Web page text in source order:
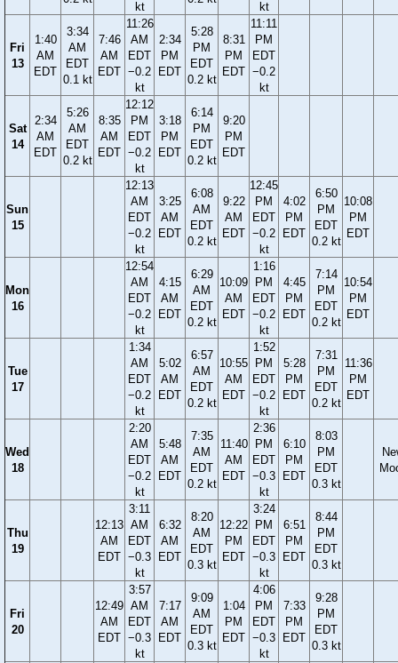
kt kt
Fri
13
1:40
AM
EDT
3:34
AM
EDT
0.1 kt
7:46
AM
EDT
11:26
AM
EDT
−0.2
kt
2:34
PM
EDT
5:28
PM
EDT
0.2 kt
8:31
PM
EDT
11:11
PM
EDT
−0.2
kt
Sat
14
2:34
AM
EDT
5:26
AM
EDT
0.2 kt
8:35
AM
EDT
12:12
PM
EDT
−0.2
kt
3:18
PM
EDT
6:14
PM
EDT
0.2 kt
9:20
PM
EDT
Sun
15
12:13
AM
EDT
−0.2
kt
3:25
AM
EDT
6:08
AM
EDT
0.2 kt
9:22
AM
EDT
12:45
PM
EDT
−0.2
kt
4:02
PM
EDT
6:50
PM
EDT
0.2 kt
10:08
PM
EDT
Mon
16
12:54
AM
EDT
−0.2
kt
4:15
AM
EDT
6:29
AM
EDT
0.2 kt
10:09
AM
EDT
1:16
PM
EDT
−0.2
kt
4:45
PM
EDT
7:14
PM
EDT
0.2 kt
10:54
PM
EDT
Tue
17
1:34
AM
EDT
−0.2
kt
5:02
AM
EDT
6:57
AM
EDT
0.2 kt
10:55
AM
EDT
1:52
PM
EDT
−0.2
kt
5:28
PM
EDT
7:31
PM
EDT
0.2 kt
11:36
PM
EDT
Wed
18
2:20
AM
EDT
−0.2
kt
5:48
AM
EDT
7:35
AM
EDT
0.2 kt
11:40
AM
EDT
2:36
PM
EDT
−0.3
kt
6:10
PM
EDT
8:03
PM
EDT
0.3 kt
Thu
19
12:13
AM
EDT
3:11
AM
EDT
−0.3
kt
6:32
AM
EDT
8:20
AM
EDT
0.3 kt
12:22
PM
EDT
3:24
PM
EDT
−0.3
kt
6:51
PM
EDT
8:44
PM
EDT
0.3 kt
Fri
20
12:49
AM
EDT
3:57
AM
EDT
−0.3
kt
7:17
AM
EDT
9:09
AM
EDT
0.3 kt
1:04
PM
EDT
4:06
PM
EDT
−0.3
kt
7:33
PM
EDT
9:28
PM
EDT
0.3 kt